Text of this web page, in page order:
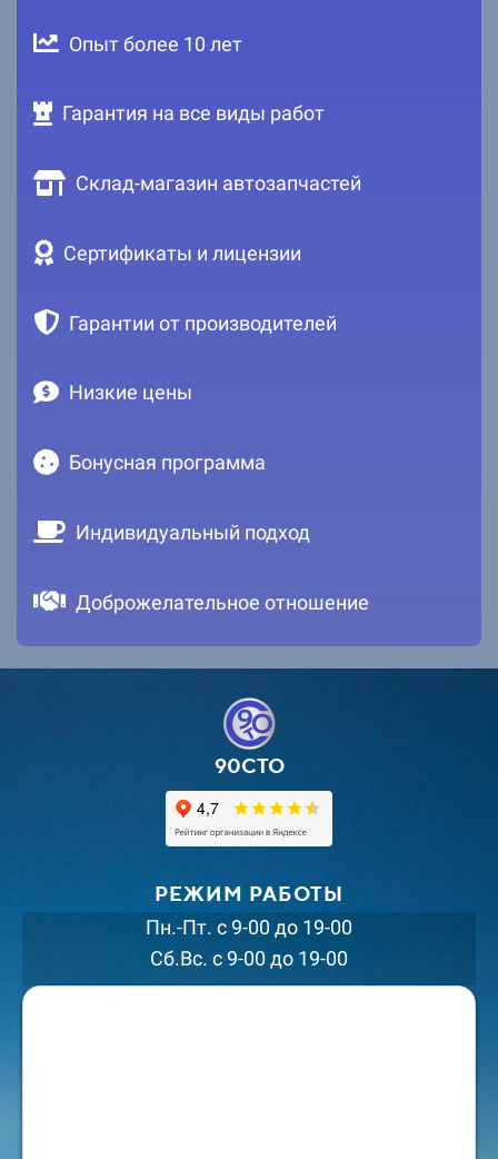
Опыт более 10 лет
Гарантия на все виды работ
Склад-магазин автозапчастей
Сертификаты и лицензии
Гарантии от производителей
Низкие цены
Бонусная программа
Индивидуальный подход
Доброжелательное отношение
90СТО
РЕЖИМ РАБОТЫ
Пн.-Пт. с 9-00 до 19-00
Сб.Вс. с 9-00 до 19-00